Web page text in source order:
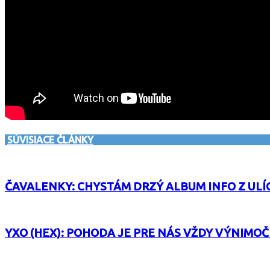
SÚVISIACE ČLÁNKY
ČAVALENKY: CHYSTÁM DRZÝ ALBUM INFO Z
YXO (HEX): POHODA JE PRE NÁS VŽDY